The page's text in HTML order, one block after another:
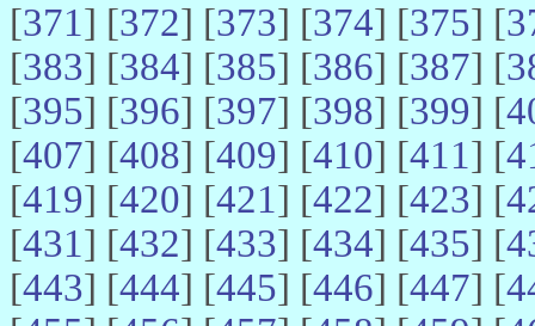
[371] [372] [373] [374] [375] [
[383] [384] [385] [386] [387] [
[395] [396] [397] [398] [399] [
[407] [408] [409] [410] [411] [
[419] [420] [421] [422] [423] [
[431] [432] [433] [434] [435] [
[443] [444] [445] [446] [447] [